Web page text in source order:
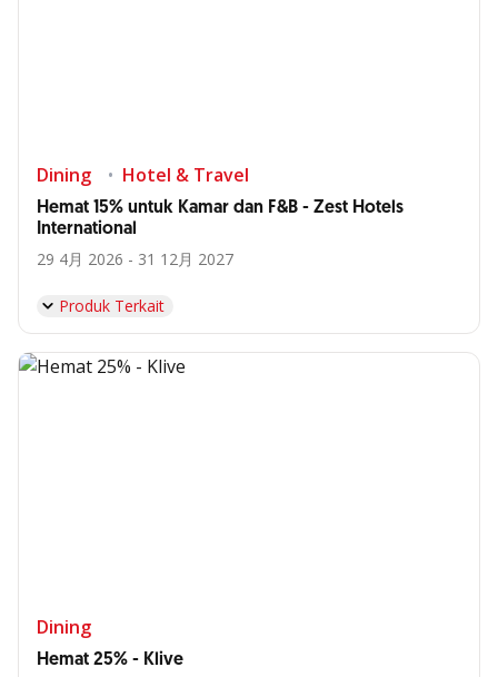
Dining Hotel & Travel
Hemat 15% untuk Kamar dan F&B - Zest Hotels
International
29 4月 2026 - 31 12月 2027
Produk Terkait
Dining
Hemat 25% - Klive